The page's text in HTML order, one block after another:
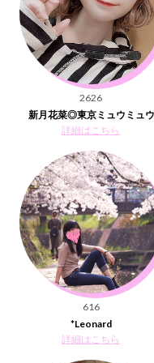
2626
新月花菜◎東京ミュウミュウ
詳細はこちら
616
*Leonard
詳細はこちら